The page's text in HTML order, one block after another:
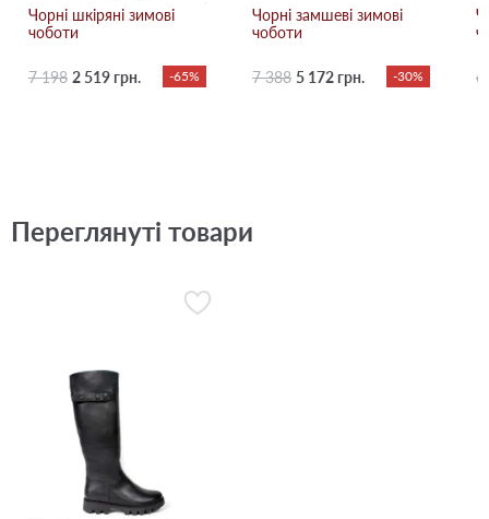
Чорні шкіряні зимові
чоботи
7 198 2 519 грн. -65%
Чорні замшеві зимові
чоботи
7 388 5 172 грн. -30% 6
Переглянуті товари